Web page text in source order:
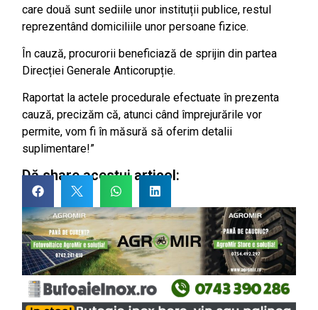
care două sunt sediile unor instituții publice, restul
reprezentând domiciliile unor persoane fizice.
În cauză, procurorii beneficiază de sprijin din partea
Direcției Generale Anticorupție.
Raportat la actele procedurale efectuate în prezenta
cauză, precizăm că, atunci când împrejurările vor
permite, vom fi în măsură să oferim detalii
suplimentare!”
Dă share acestui articol: